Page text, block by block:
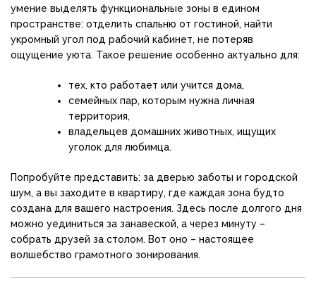
умение выделять функциональные зоны в едином
пространстве: отделить спальню от гостиной, найти
укромный угол под рабочий кабинет, не потеряв
ощущение уюта. Такое решение особенно актуально для:
тех, кто работает или учится дома,
семейных пар, которым нужна личная
территория,
владельцев домашних животных, ищущих
уголок для любимца.
Попробуйте представить: за дверью заботы и городской
шум, а вы заходите в квартиру, где каждая зона будто
создана для вашего настроения. Здесь после долгого дня
можно уединиться за занавеской, а через минуту –
собрать друзей за столом. Вот оно – настоящее
волшебство грамотного зонирования.